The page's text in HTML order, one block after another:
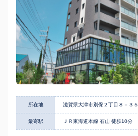
所在地 滋賀県大津市別保２丁目８－３５
最寄駅 ＪＲ東海道本線 石山 徒歩10分